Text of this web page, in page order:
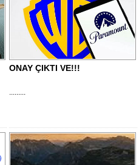
ONAY ÇIKTI VE!!!
.........